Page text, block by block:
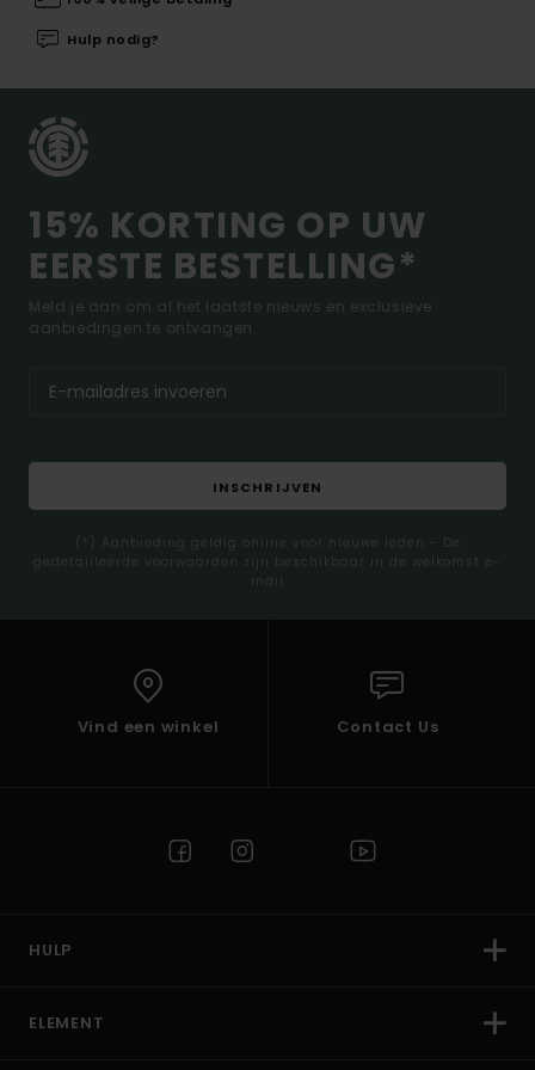
Hulp nodig?
15% KORTING OP UW
EERSTE BESTELLING*
Meld je aan om al het laatste nieuws en exclusieve
aanbiedingen te ontvangen.
INSCHRIJVEN
(*) Aanbieding geldig online voor nieuwe leden - De
gedetailleerde voorwaarden zijn beschikbaar in de welkomst e-
mail
Vind een winkel Contact Us
HULP
ELEMENT